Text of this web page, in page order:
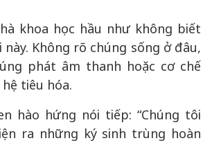
khoa học hầu như không biết
này. Không rõ chúng sống ở đâu,
phát âm thanh hoặc cơ chế
tiêu hóa.
hào hứng nói tiếp: “Chúng tôi
ra những ký sinh trùng hoàn